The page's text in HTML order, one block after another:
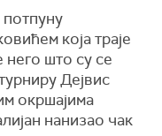
потпуну
која траје
што су се
Дејвис
окршајима
нанизао чак